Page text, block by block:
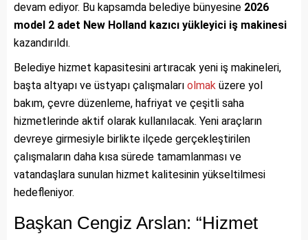
devam ediyor. Bu kapsamda belediye bünyesine 2026
model 2 adet New Holland kazıcı yükleyici iş makinesi
kazandırıldı.
Belediye hizmet kapasitesini artıracak yeni iş makineleri,
başta altyapı ve üstyapı çalışmaları olmak üzere yol
bakım, çevre düzenleme, hafriyat ve çeşitli saha
hizmetlerinde aktif olarak kullanılacak. Yeni araçların
devreye girmesiyle birlikte ilçede gerçekleştirilen
çalışmaların daha kısa sürede tamamlanması ve
vatandaşlara sunulan hizmet kalitesinin yükseltilmesi
hedefleniyor.
Başkan Cengiz Arslan: “Hizmet